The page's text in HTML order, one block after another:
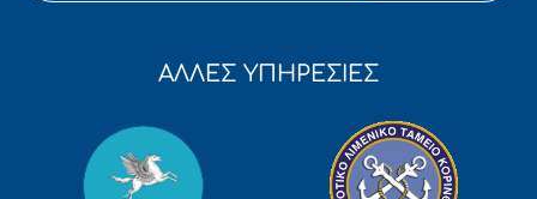
ΑΛΛΕΣ ΥΠΗΡΕΣΙΕΣ